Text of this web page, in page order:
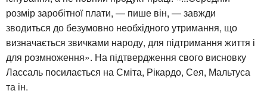
розмір заробітної плати, — пише він, — завжди
зводиться до безумовно необхідного утримання, що
визначається звичками народу, для підтримання життя і
для розмноження». На підтвердження свого висновку
Лассаль посилається на Сміта, Рікардо, Сея, Мальтуса
та ін.